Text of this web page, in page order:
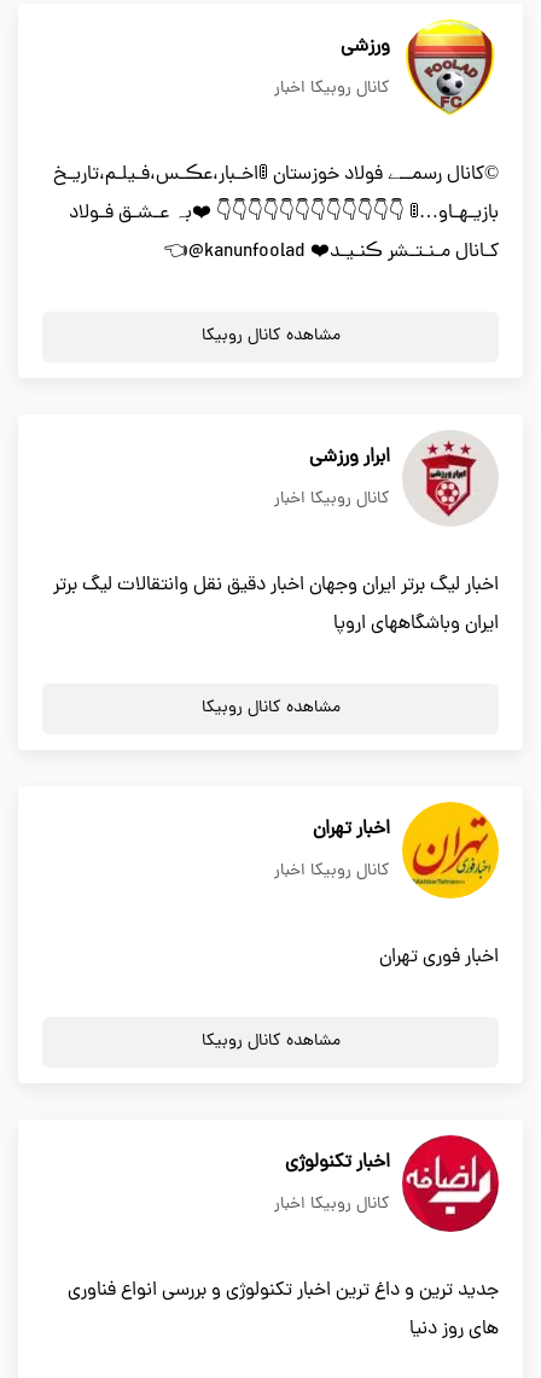
ورزشی
کانال روبیکا اخبار
©کانال رسمــے فولاد خوزستان 🚦اخـبار،عڪـس،فـیلـم،تاریـخ
بازیـهـاو…🚦 👇👇👇👇👇👇👇👇👇👇👇👇 ❤️بہ عـشـق فـولاد
کـانال مـنـتـشر ڪنـیـد❤️ kanunfoolad@👈
مشاهده کانال روبیکا
ابرار ورزشی
کانال روبیکا اخبار
اخبار لیگ برتر ایران وجهان اخبار دقیق نقل وانتقالات لیگ برتر
ایران وباشگاههای اروپا
مشاهده کانال روبیکا
اخبار تهران
کانال روبیکا اخبار
اخبار فوری تهران
مشاهده کانال روبیکا
اخبار تکنولوژی
کانال روبیکا اخبار
جدید ترین و داغ ترین اخبار تکنولوژی و بررسی انواع فناوری
های روز دنیا